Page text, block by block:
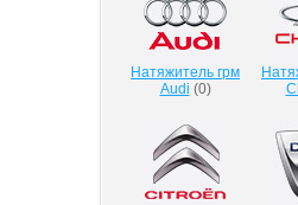
Натяжитель грм
Audi (0)